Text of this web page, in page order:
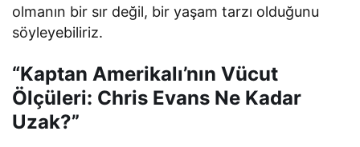
olmanın bir sır değil, bir yaşam tarzı olduğunu
söyleyebiliriz.
“Kaptan Amerikalı’nın Vücut
Ölçüleri: Chris Evans Ne Kadar
Uzak?”